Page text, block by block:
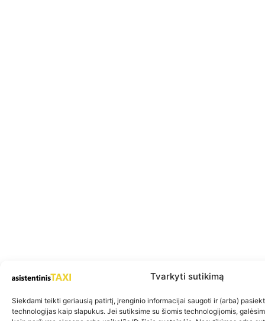
Tvarkyti sutikimą
Siekdami teikti geriausią patirtį, įrenginio informacijai saugoti ir (arba)
technologijas kaip slapukus. Jei sutiksime su šiomis technologijomis,